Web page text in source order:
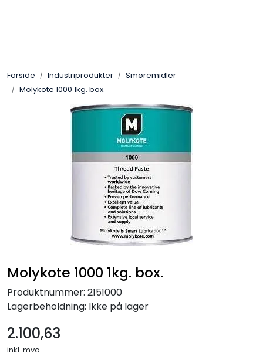
Forside Industriprodukter
Smøremidler
Molykote 1000 1kg. box.
Molykote 1000 1kg. box.
Produktnummer: 2151000
Lagerbeholdning: Ikke på lager
2.100,63
inkl. mva.
Pakning
Industriprodukter